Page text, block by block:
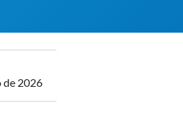
de 2026